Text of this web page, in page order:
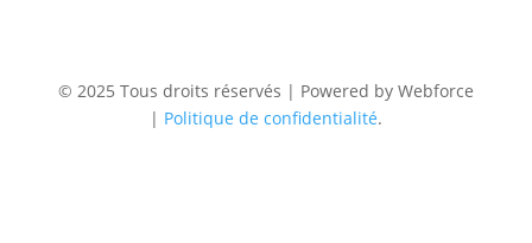
© 2025 Tous droits réservés | Powered by Webforce
| Politique de confidentialité.